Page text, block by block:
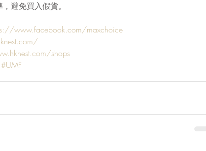
避免買入假貨。
www.facebook.com/maxchoice
shops
#UMF